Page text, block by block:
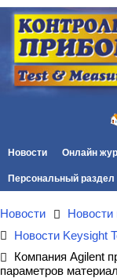
Новости Онлайн
Персональный раздел
Новости
Новости
Новости Keysight
Компания Agilent
параметров